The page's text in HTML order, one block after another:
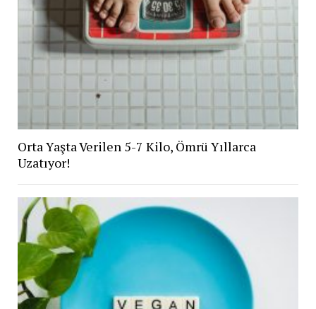
Orta Yaşta Verilen 5-7 Kilo, Ömrü Yıllarca
Uzatıyor!